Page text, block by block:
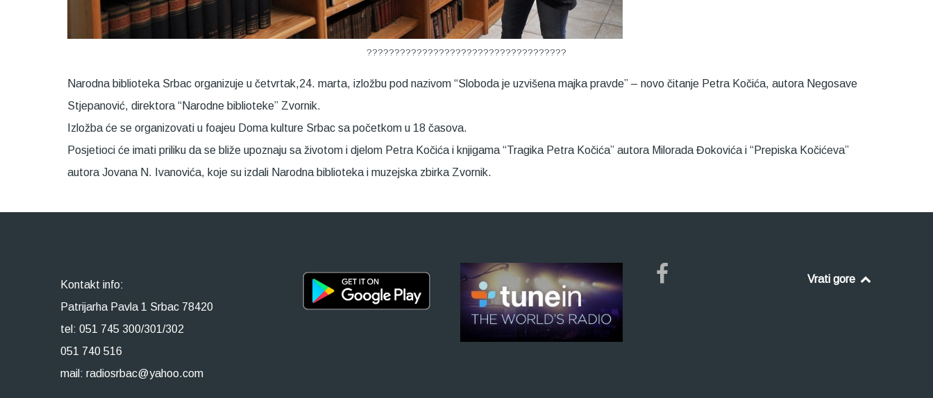
????????????????????????????????????
Narodna biblioteka Srbac organizuje u četvrtak,24. marta, izložbu pod nazivom “Sloboda je uzvišena majka pravde” – novo čitanje Petra Kočića, autora Negosave
Stjepanović, direktora “Narodne biblioteke” Zvornik.
Izložba će se organizovati u foajeu Doma kulture Srbac sa početkom u 18 časova.
Posjetioci će imati priliku da se bliže upoznaju sa životom i djelom Petra Kočića i knjigama “Tragika Petra Kočića” autora Milorada Đokovića i “Prepiska Kočićeva”
autora Jovana N. Ivanovića, koje su izdali Narodna biblioteka i muzejska zbirka Zvornik.
Kontakt info:
Patrijarha Pavla 1 Srbac 78420
tel: 051 745 300/301/302
051 740 516
mail: radiosrbac@yahoo.com
Vrati gore